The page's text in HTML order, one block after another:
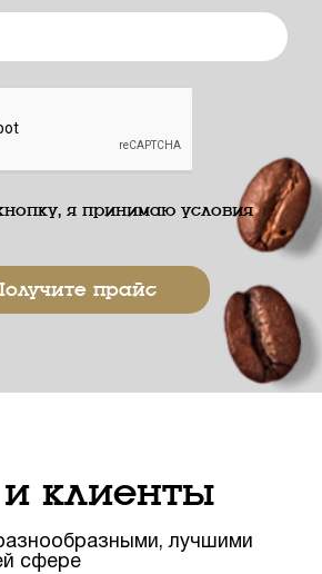
я принимаю условия
клиенты
лучшими
сфере